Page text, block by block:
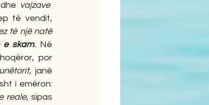
dhe vajzave
të vendit,
të një natë
e skam. Në
por
, janë
reale, sipas